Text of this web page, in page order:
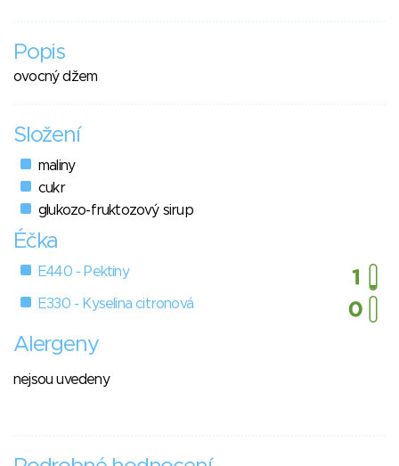
Popis
ovocný džem
Složení
maliny
cukr
glukozo-fruktozový sirup
Éčka
E440 - Pektiny
E330 - Kyselina citronová
Alergeny
nejsou uvedeny